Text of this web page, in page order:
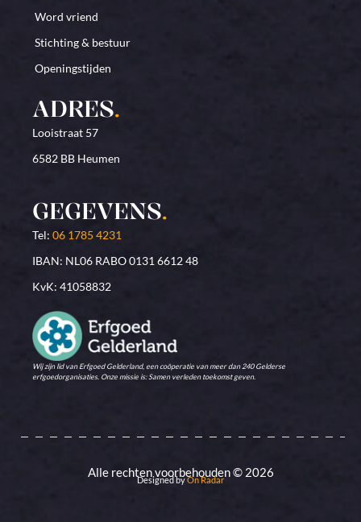
Word vriend
Stichting & bestuur
Openingstijden
ADRES.
Looistraat 57
6582 BB Heumen
GEGEVENS.
Tel: 06 1785 4231
IBAN: NL06 RABO 0131 6612 48
KvK: 41058832
Wij zijn lid van Erfgoed Gelderland, een coöperatie van meer dan 240 Gelderse
erfgoedorganisaties. Onze missie is: Samen verleden toekomst geven.
Alle rechten voorbehouden © 2026
Designed byOn Radar